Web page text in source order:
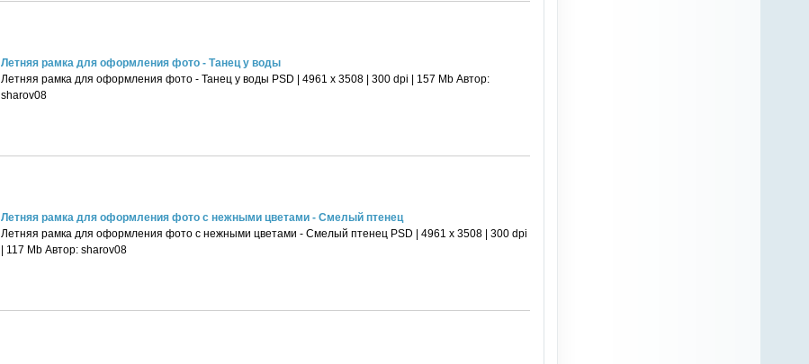
Летняя рамка для оформления фото - Танец у воды
Летняя рамка для оформления фото - Танец у воды PSD | 4961 х 3508 | 300 dpi | 157 Mb Автор:
sharov08
Летняя рамка для оформления фото с нежными цветами - Смелый птенец
Летняя рамка для оформления фото с нежными цветами - Смелый птенец PSD | 4961 х 3508 | 300 dpi
| 117 Mb Автор: sharov08